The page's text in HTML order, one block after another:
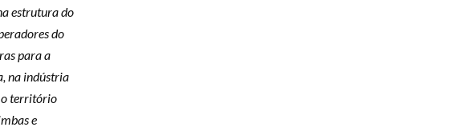
estrutura do
do
para a
na indústria
o território
e